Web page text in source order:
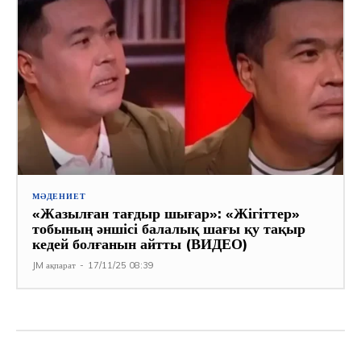
МӘДЕНИЕТ
«Жазылған тағдыр шығар»: «Жігіттер»
тобының әншісі балалық шағы қу тақыр
кедей болғанын айтты (ВИДЕО)
JM ақпарат - 17/11/25 08:39